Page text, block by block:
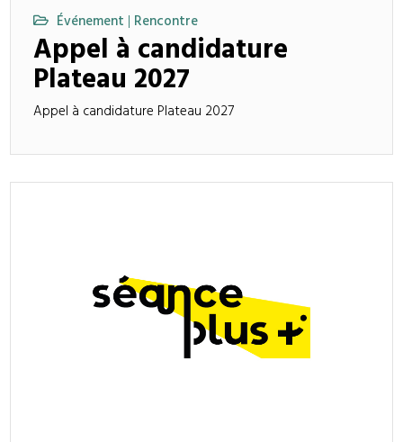
Événement | Rencontre
Appel à candidature
Plateau 2027
Appel à candidature Plateau 2027